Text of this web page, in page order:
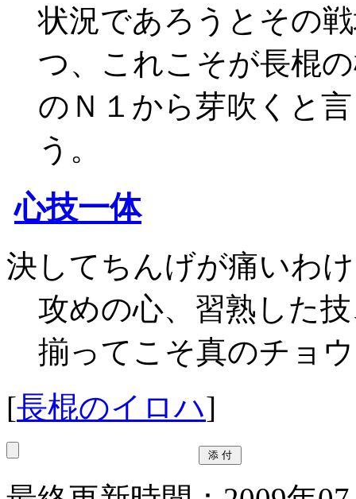
状況であろうとその
つ、これこそが長棍
のＮ１から芽吹くと
う。
心技一体
決してちんげが痛いわ
攻めの心、習熟した
揃ってこそ真のチョ
[長棍のイロハ]